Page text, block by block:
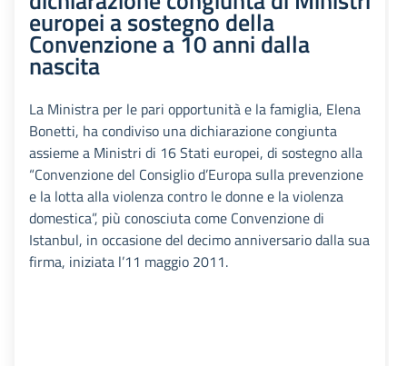
europei a sostegno della
Convenzione a 10 anni dalla
nascita
La Ministra per le pari opportunità e la famiglia, Elena
Bonetti, ha condiviso una dichiarazione congiunta
assieme a Ministri di 16 Stati europei, di sostegno alla
“Convenzione del Consiglio d’Europa sulla prevenzione
e la lotta alla violenza contro le donne e la violenza
domestica”, più conosciuta come Convenzione di
Istanbul, in occasione del decimo anniversario dalla sua
firma, iniziata l’11 maggio 2011.